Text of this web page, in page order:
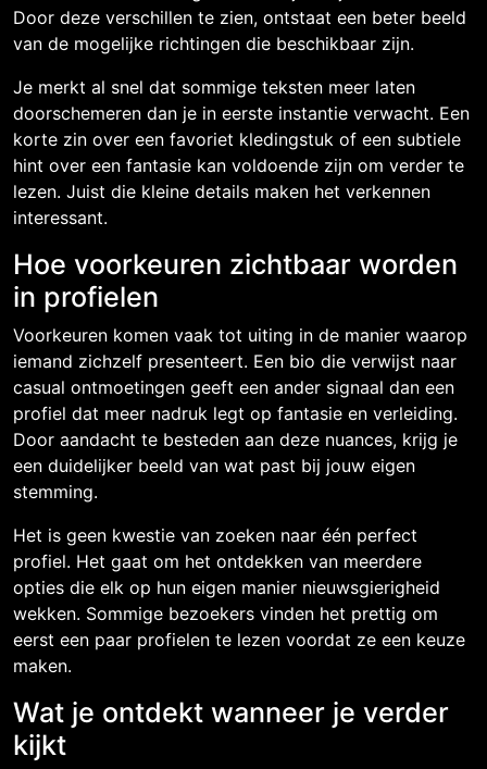
Door deze verschillen te zien, ontstaat een beter beeld
van de mogelijke richtingen die beschikbaar zijn.
Je merkt al snel dat sommige teksten meer laten
doorschemeren dan je in eerste instantie verwacht. Een
korte zin over een favoriet kledingstuk of een subtiele
hint over een fantasie kan voldoende zijn om verder te
lezen. Juist die kleine details maken het verkennen
interessant.
Hoe voorkeuren zichtbaar worden
in profielen
Voorkeuren komen vaak tot uiting in de manier waarop
iemand zichzelf presenteert. Een bio die verwijst naar
casual ontmoetingen geeft een ander signaal dan een
profiel dat meer nadruk legt op fantasie en verleiding.
Door aandacht te besteden aan deze nuances, krijg je
een duidelijker beeld van wat past bij jouw eigen
stemming.
Het is geen kwestie van zoeken naar één perfect
profiel. Het gaat om het ontdekken van meerdere
opties die elk op hun eigen manier nieuwsgierigheid
wekken. Sommige bezoekers vinden het prettig om
eerst een paar profielen te lezen voordat ze een keuze
maken.
Wat je ontdekt wanneer je verder
kijkt